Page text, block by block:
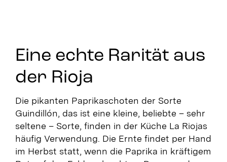
Eine echte Rarität aus
der Rioja
Die pikanten Paprikaschoten der Sorte
Guindillón, das ist eine kleine, beliebte – sehr
seltene – Sorte, finden in der Küche La Riojas
häufig Verwendung. Die Ernte findet per Hand
im Herbst statt, wenn die Paprika in kräftigem